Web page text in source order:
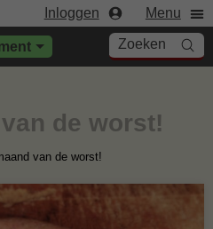
Inloggen Menu
Zoeken
van de worst!
de worst!